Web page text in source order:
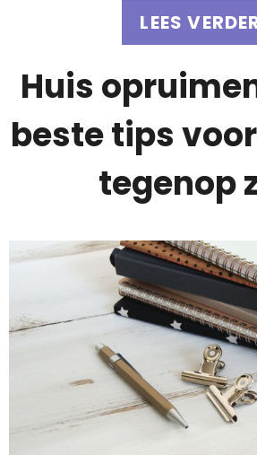
LEES
Huis
beste tips
tegenop